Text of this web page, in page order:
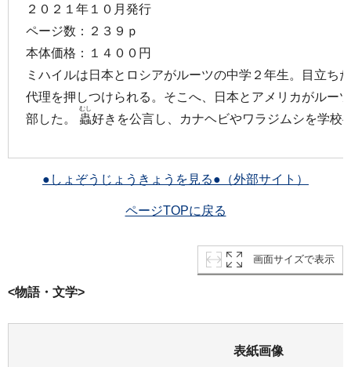
２０２１年１０月発行
ページ数：２３９ｐ
本体価格：１４００円
ミハイルは日本とロシアがルーツの中学２年生。目立ち
代理を押しつけられる。そこへ、日本とアメリカがルー
部した。 蟲
むし
好きを公言し、カナヘビやワラジムシを学校
●しょぞうじょうきょうを見る●（外部サイト）
ページTOPに戻る
画面サイズで表示
<物語・文学>
表紙画像